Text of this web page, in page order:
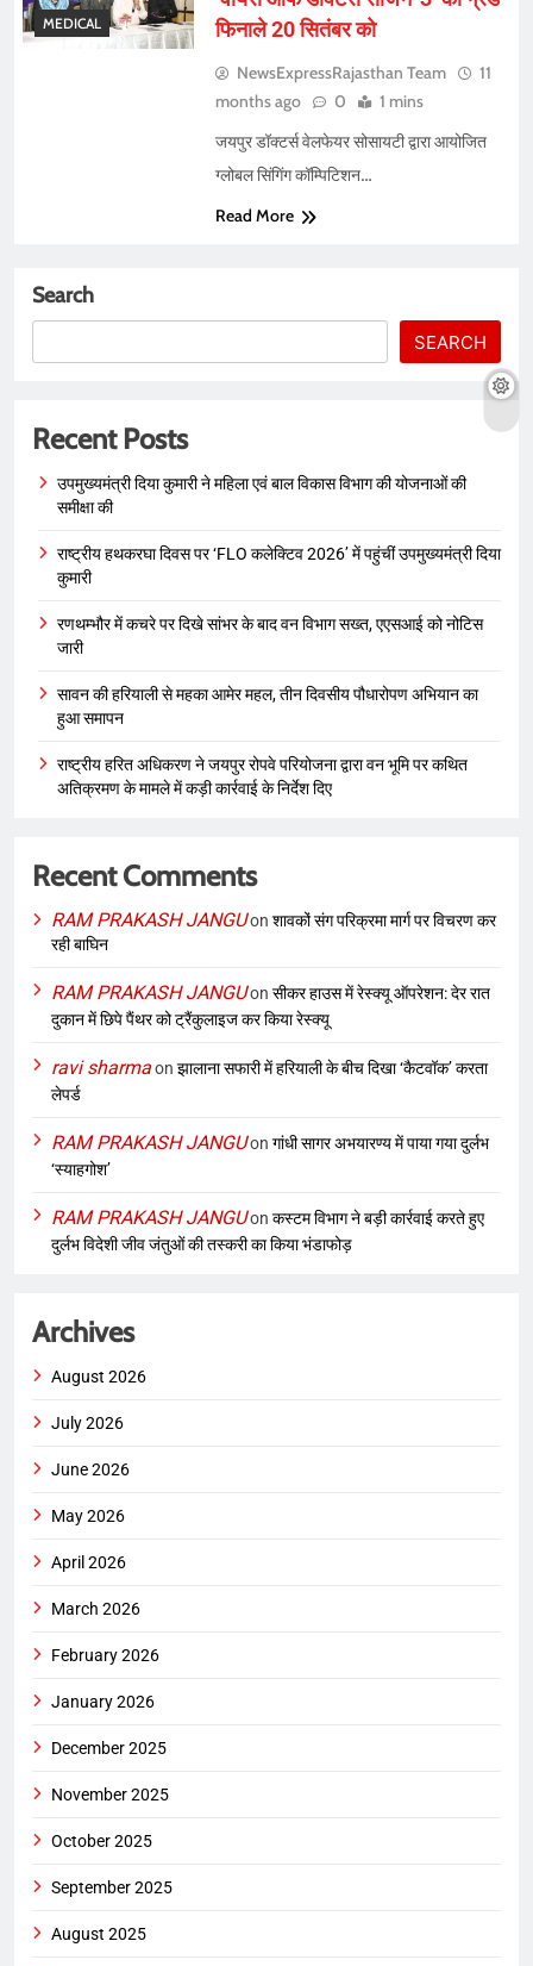
MEDICAL
फिनाले 20 सितंबर को
NewsExpressRajasthan Team
11
months ago
0 1 mins
जयपुर डॉक्टर्स वेलफेयर सोसायटी द्वारा आयोजित
ग्लोबल सिंगिंग कॉम्पिटिशन…
Read More
Search
SEARCH
Recent Posts
उपमुख्यमंत्री दिया कुमारी ने महिला एवं बाल विकास विभाग की योजनाओं की
समीक्षा की
राष्ट्रीय हथकरघा दिवस पर ‘FLO कलेक्टिव 2026’ में पहुंचीं उपमुख्यमंत्री दिया
कुमारी
रणथम्भौर में कचरे पर दिखे सांभर के बाद वन विभाग सख्त, एएसआई को नोटिस
जारी
सावन की हरियाली से महका आमेर महल, तीन दिवसीय पौधारोपण अभियान का
हुआ समापन
राष्ट्रीय हरित अधिकरण ने जयपुर रोपवे परियोजना द्वारा वन भूमि पर कथित
अतिक्रमण के मामले में कड़ी कार्रवाई के निर्देश दिए
Recent Comments
RAM PRAKASH JANGUon शावकों संग परिक्रमा मार्ग पर विचरण कर
रही बाघिन
RAM PRAKASH JANGUon सीकर हाउस में रेस्क्यू ऑपरेशन: देर रात
दुकान में छिपे पैंथर को ट्रैंकुलाइज कर किया रेस्क्यू
ravi sharmaon झालाना सफारी में हरियाली के बीच दिखा ‘कैटवॉक’ करता
लेपर्ड
RAM PRAKASH JANGUon गांधी सागर अभयारण्य में पाया गया दुर्लभ
‘स्याहगोश’
RAM PRAKASH JANGUon कस्टम विभाग ने बड़ी कार्रवाई करते हुए
दुर्लभ विदेशी जीव जंतुओं की तस्करी का किया भंडाफोड़
Archives
August 2026
July 2026
June 2026
May 2026
April 2026
March 2026
February 2026
January 2026
December 2025
November 2025
October 2025
September 2025
August 2025